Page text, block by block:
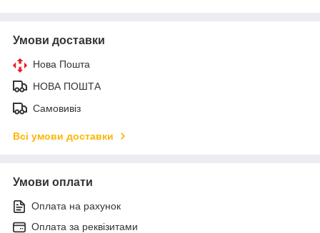
Умови доставки
Нова Пошта
НОВА ПОШТА
Самовивіз
Всі умови доставки
Умови оплати
Оплата на рахунок
Оплата за реквізитами